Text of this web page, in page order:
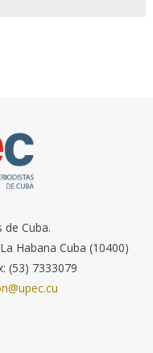
de Cuba.
Habana Cuba (10400)
(53) 7333079